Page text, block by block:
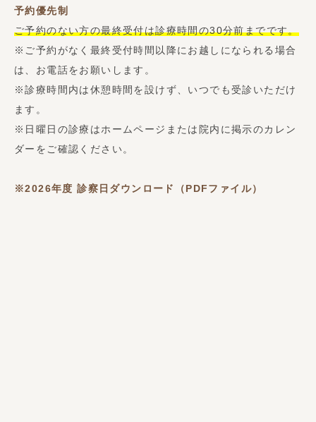
予約優先制
ご予約のない方の最終受付は診療時間の30分前までです。
※ご予約がなく最終受付時間以降にお越しになられる場合
は、お電話をお願いします。
※診療時間内は休憩時間を設けず、いつでも受診いただけ
ます。
※日曜日の診療はホームページまたは院内に掲示のカレン
ダーをご確認ください。
※2026年度診察日ダウンロード（PDFファイル）